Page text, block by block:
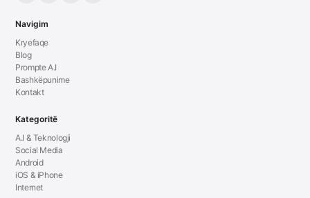
Navigim
Kryefaqe
Blog
Prompte A.I
Bashkëpunime
Kontakt
Kategoritë
A.I & Teknologji
Social Media
Android
iOS & iPhone
Internet